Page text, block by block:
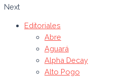
Next
Editoriales
Abre
Aguará
Alpha Decay
Alto Pogo